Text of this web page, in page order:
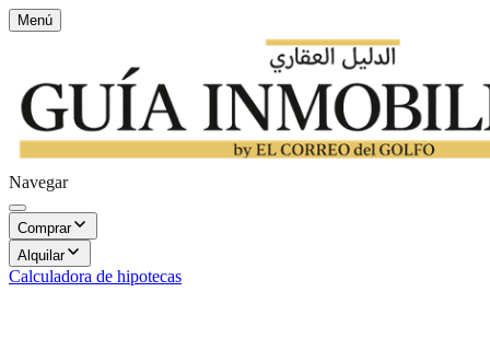
Menú
Navegar
Comprar
Alquilar
Calculadora de hipotecas